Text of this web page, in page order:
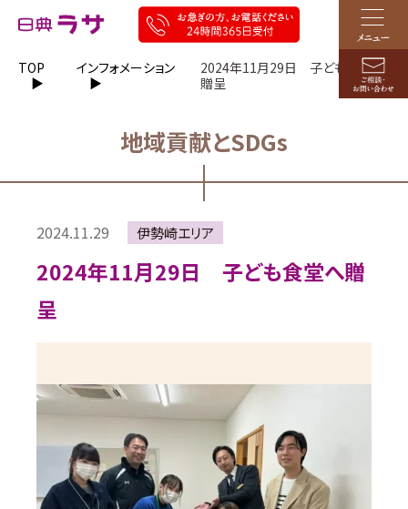
TOP インフォメーション
2024年11月29日 子ども食堂へ
贈呈
地域貢献とSDGs
2024.11.29 伊勢崎エリア
2024年11月29日 子ども食堂へ贈
呈